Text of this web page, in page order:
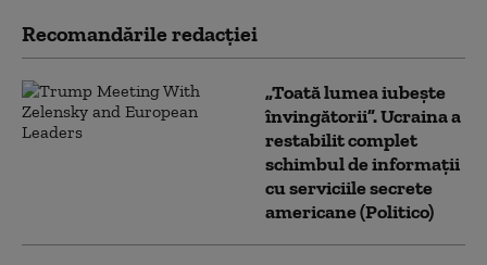
Recomandările redacţiei
„Toată lumea iubește
învingătorii”. Ucraina a
restabilit complet
schimbul de informații
cu serviciile secrete
americane (Politico)